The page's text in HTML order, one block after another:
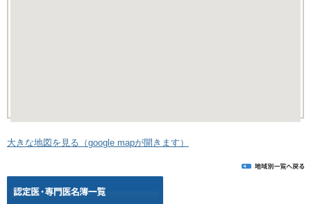
大きな地図を見る（google mapが開きます）